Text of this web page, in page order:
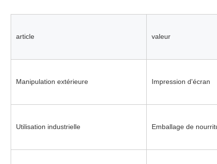
article valeur
Manipulation extérieure Impression d'écran
Utilisation industrielle Emballage de